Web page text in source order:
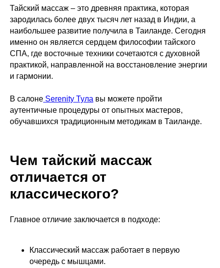
Тайский массаж – это древняя практика, которая
зародилась более двух тысяч лет назад в Индии, а
наибольшее развитие получила в Таиланде. Сегодня
именно он является сердцем философии тайского
СПА, где восточные техники сочетаются с духовной
практикой, направленной на восстановление энергии
и гармонии.
В салоне Serenity Тула вы можете пройти
аутентичные процедуры от опытных мастеров,
обучавшихся традиционным методикам в Таиланде.
Чем тайский массаж
отличается от
классического?
Главное отличие заключается в подходе:
Классический массаж работает в первую
очередь с мышцами.